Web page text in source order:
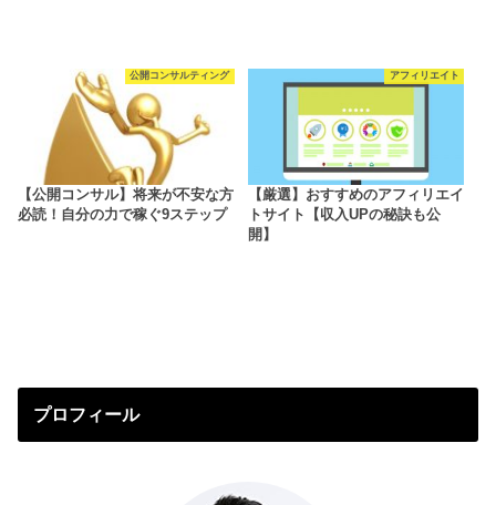
公開コンサルティング
【公開コンサル】将来が不安な方
必読！自分の力で稼ぐ9ステップ
アフィリエイト
【厳選】おすすめのアフィリエイ
トサイト【収入UPの秘訣も公
開】
プロフィール